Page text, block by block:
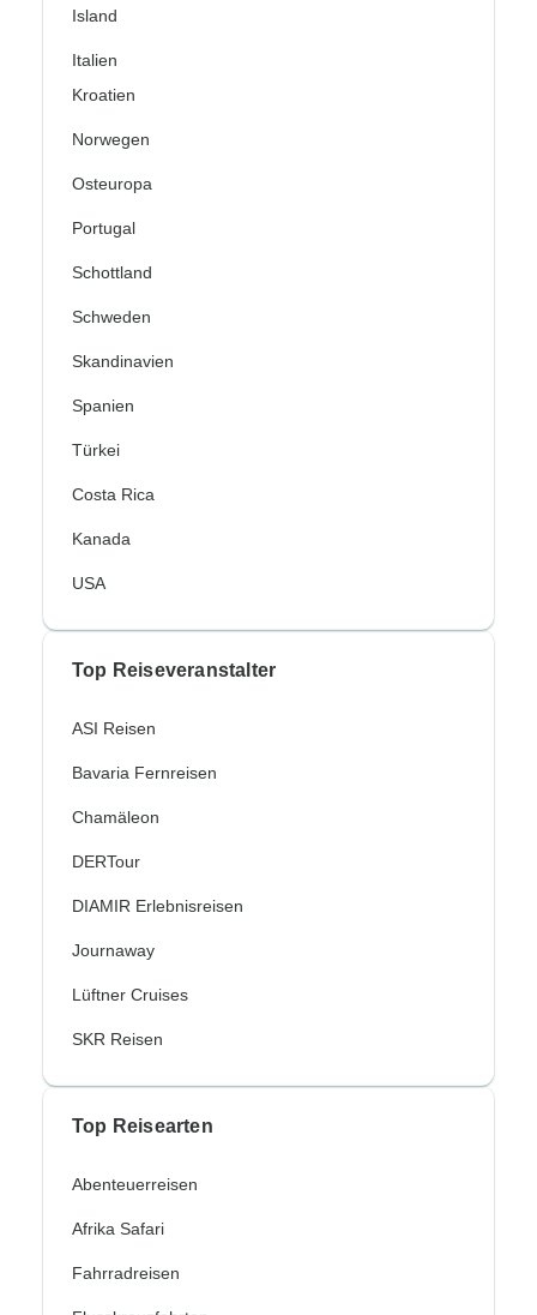
Island
Italien
Kroatien
Norwegen
Osteuropa
Portugal
Schottland
Schweden
Skandinavien
Spanien
Türkei
Costa Rica
Kanada
USA
Top Reiseveranstalter
ASI Reisen
Bavaria Fernreisen
Chamäleon
DERTour
DIAMIR Erlebnisreisen
Journaway
Lüftner Cruises
SKR Reisen
Top Reisearten
Abenteuerreisen
Afrika Safari
Fahrradreisen